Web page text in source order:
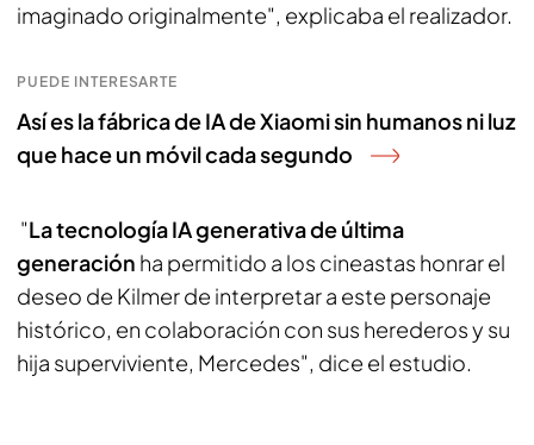
imaginado originalmente", explicaba el realizador.
PUEDE INTERESARTE
Así es la fábrica de IA de Xiaomi sin humanos ni luz
que hace un móvil cada segundo
"La tecnología IA generativa de última
generación ha permitido a los cineastas honrar el
deseo de Kilmer de interpretar a este personaje
histórico, en colaboración con sus herederos y su
hija superviviente, Mercedes", dice el estudio.